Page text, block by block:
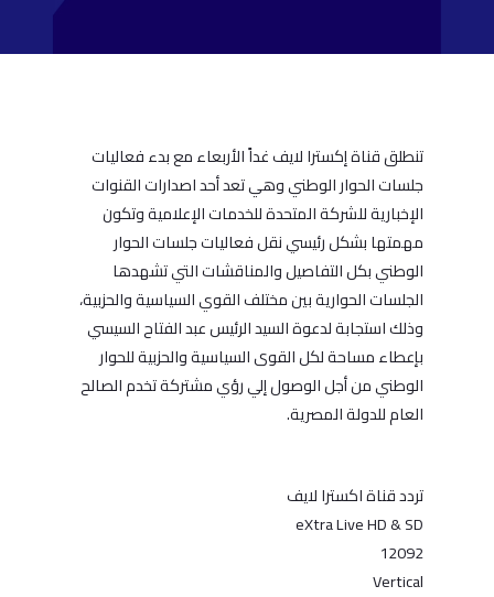
تنطلق قناة إكسترا لايف غداً الأربعاء مع بدء فعاليات
جلسات الحوار الوطني وهي تعد أحد اصدارات القنوات
الإخبارية للشركة المتحدة للخدمات الإعلامية وتكون
مهمتها بشكل رئيسي نقل فعاليات جلسات الحوار
الوطني بكل التفاصيل والمناقشات التي تشهدها
الجلسات الحوارية بين مختلف القوي السياسية والحزبية،
وذلك استجابة لدعوة السيد الرئيس عبد الفتاح السيسي
بإعطاء مساحة لكل القوى السياسية والحزبية للحوار
الوطني من أجل الوصول إلي رؤي مشتركة تخدم الصالح
العام للدولة المصرية.
تردد قناة اكسترا لايف
eXtra Live HD & SD
12092
Vertical